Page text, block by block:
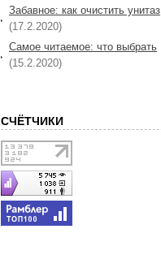
Забавное: как очистить унитаз
(17.2.2020)
Самое читаемое: что выбрать
(15.2.2020)
СЧЁТЧИКИ